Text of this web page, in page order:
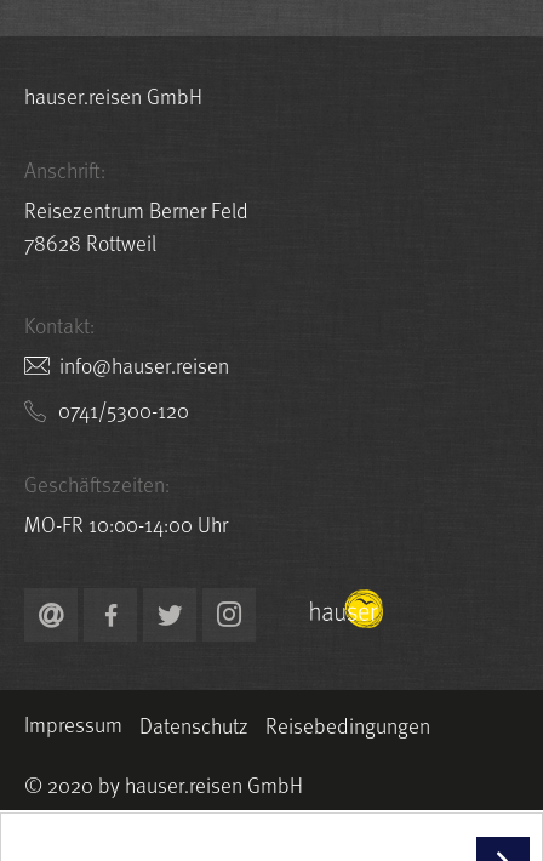
hauser.reisen GmbH
Anschrift:
Reisezentrum Berner Feld
78628 Rottweil
Kontakt:
nesier.resuah@ofni
0741/5300-120
Geschäftszeiten:
MO-FR 10:00-14:00 Uhr
Impressum Datenschutz Reisebedingungen
© 2020 by hauser.reisen GmbH